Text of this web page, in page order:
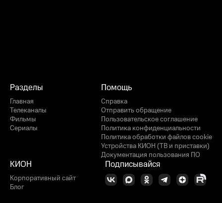
Разделы
Главная
Телеканалы
Фильмы
Сериалы
Помощь
Справка
Отправить обращение
Пользовательское соглашение
Политика конфиденциальности
Политика обработки файлов cookie
Устройства КИОН (ТВ и приставки)
Документация пользования ПО
КИОН
Корпоративный сайт
Блог
Подписывайся